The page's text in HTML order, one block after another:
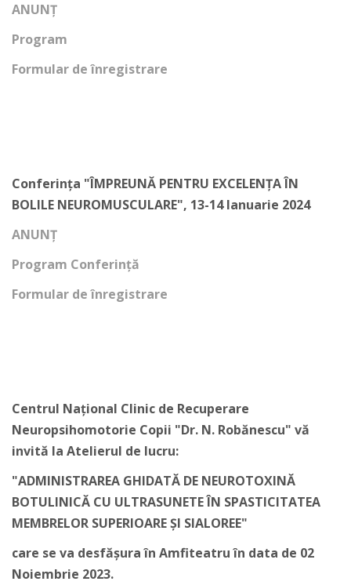
ANUNȚ
Program
Formular de înregistrare
Conferința "ÎMPREUNĂ PENTRU EXCELENȚA ÎN
BOLILE NEUROMUSCULARE", 13-14 Ianuarie 2024
ANUNȚ
Program Conferință
Formular de înregistrare
Centrul Național Clinic de Recuperare
Neuropsihomotorie Copii "Dr. N. Robănescu" vă
invită la Atelierul de lucru:
"ADMINISTRAREA GHIDATĂ DE NEUROTOXINĂ
BOTULINICĂ CU ULTRASUNETE ÎN SPASTICITATEA
MEMBRELOR SUPERIOARE ȘI SIALOREE"
care se va desfășura în Amfiteatru în data de 02
Noiembrie 2023.